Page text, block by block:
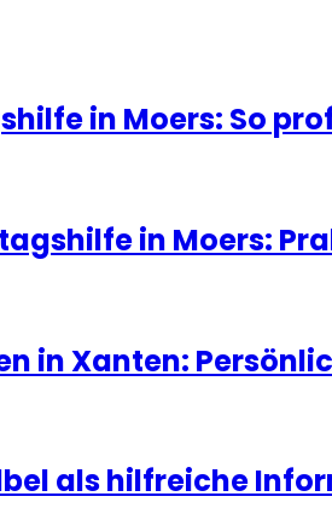
in Moers: So
in Moers:
in Xanten:
als hilfreiche